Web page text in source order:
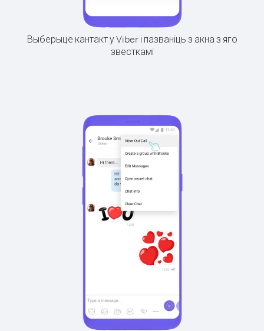
Выберыце кантакт у Viber і пазваніць з акна з яго
звесткамі